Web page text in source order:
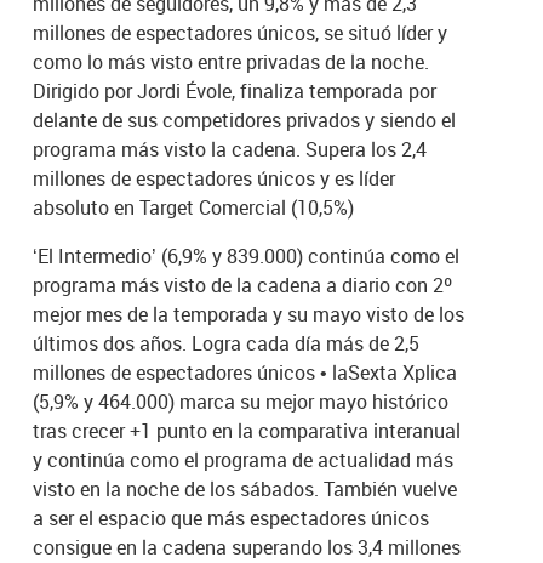
millones de espectadores únicos, se situó líder y
como lo más visto entre privadas de la noche.
Dirigido por Jordi Évole, finaliza temporada por
delante de sus competidores privados y siendo el
programa más visto la cadena. Supera los 2,4
millones de espectadores únicos y es líder
absoluto en Target Comercial (10,5%)
‘El Intermedio’ (6,9% y 839.000) continúa como el
programa más visto de la cadena a diario con 2º
mejor mes de la temporada y su mayo visto de los
últimos dos años. Logra cada día más de 2,5
millones de espectadores únicos • laSexta Xplica
(5,9% y 464.000) marca su mejor mayo histórico
tras crecer +1 punto en la comparativa interanual
y continúa como el programa de actualidad más
visto en la noche de los sábados. También vuelve
a ser el espacio que más espectadores únicos
consigue en la cadena superando los 3,4 millones